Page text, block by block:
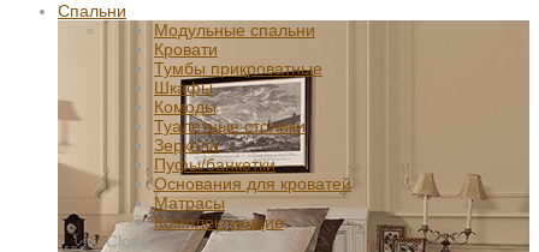
Спальни
Модульные спальни
Кровати
Тумбы прикроватные
Шкафы
Комоды
Туалетные столики
Зеркала
Пуфы/банкетки
Основания для кроватей
Матрасы
Комплектующие
Close